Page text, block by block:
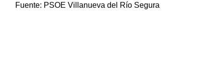
Fuente: PSOE Villanueva del Río Segura